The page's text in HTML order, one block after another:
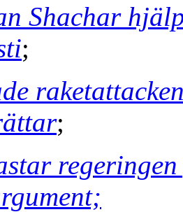
Shachar
;
;